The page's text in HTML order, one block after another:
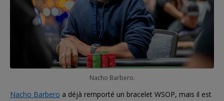
Nacho Barbero.
Nacho Barbero a déjà remporté un bracelet WSOP, mais il est